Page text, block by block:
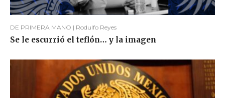
DE PRIMERA MANO | Rodulfo Reyes
Se le escurrió el teflón… y la imagen